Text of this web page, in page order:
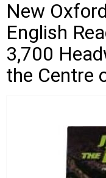
New
English
3,700
the Centre